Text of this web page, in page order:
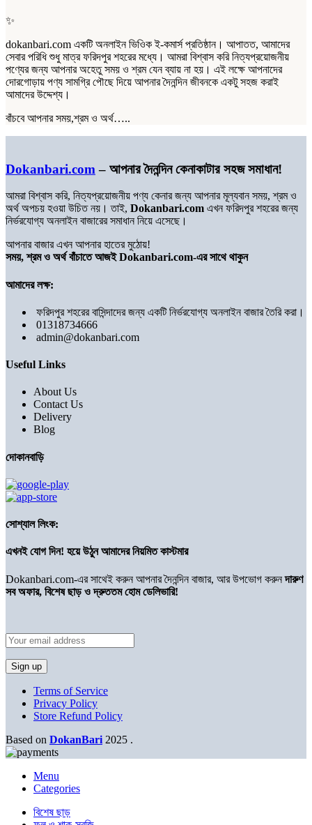
✨
dokanbari.com একটি অনলাইন ভিওিক ই-কমার্স প্রতিষ্ঠান। আপাতত, আমাদের
সেবার পরিধি শুধু মাত্র ফরিদপুর শহরের মধ্যে। আমরা বিশ্বাস করি নিত্যপ্রয়োজনীয়
পণ্যের জন্য আপনার অহেতু সময় ও শ্রম যেন ব্যায় না হয়। এই লক্ষে আপনাদের
দোরগোড়ায় পণ্য সামগ্রি পৌছে দিয়ে আপনার দৈনন্দিন জীবনকে একটু সহজ করাই
আমাদের উদ্দেশ্য।
বাঁচবে আপনার সময়,শ্রম ও অর্থ…..
Dokanbari.com – আপনার দৈনন্দিন কেনাকাটার সহজ সমাধান!
আমরা বিশ্বাস করি, নিত্যপ্রয়োজনীয় পণ্য কেনার জন্য আপনার মূল্যবান সময়, শ্রম ও
অর্থ অপচয় হওয়া উচিত নয়। তাই, Dokanbari.com এখন ফরিদপুর শহরের জন্য
নির্ভরযোগ্য অনলাইন বাজারের সমাধান নিয়ে এসেছে।
আপনার বাজার এখন আপনার হাতের মুঠোয়!
সময়, শ্রম ও অর্থ বাঁচাতে আজই Dokanbari.com-এর সাথে থাকুন
আমাদের লক্ষ:
ফরিদপুর শহরের বাসিন্দাদের জন্য একটি নির্ভরযোগ্য অনলাইন বাজার তৈরি করা।
01318734666
admin@dokanbari.com
Useful Links
About Us
Contact Us
Delivery
Blog
দোকানবাড়ি
সোশ্যাল লিংক:
এখনই যোগ দিন! হয়ে উঠুন আমাদের নিয়মিত কাস্টমার
Dokanbari.com-এর সাথেই করুন আপনার দৈনন্দিন বাজার, আর উপভোগ করুনদারুণ
সব অফার, বিশেষ ছাড় ও দ্রুততম হোম ডেলিভারি!
Terms of Service
Privacy Policy
Store Refund Policy
Based on DokanBari 2025 .
Menu
Categories
বিশেষ ছাড়